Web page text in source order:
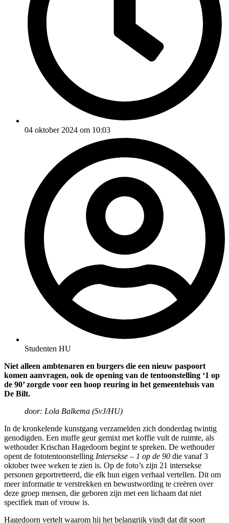
04 oktober 2024 om 10:03
Studenten HU
Niet alleen ambtenaren en burgers die een nieuw paspoort
komen aanvragen, ook de opening van de tentoonstelling ‘1 op
de 90’ zorgde voor een hoop reuring in het gemeentehuis van
De Bilt.
door: Lola Balkema (SvJ/HU)
In de kronkelende kunstgang verzamelden zich donderdag twintig
genodigden. Een muffe geur gemixt met koffie vult de ruimte, als
wethouder Krischan Hagedoorn begint te spreken. De wethouder
opent de fototentoonstelling Intersekse – 1 op de 90 die vanaf 3
oktober twee weken te zien is. Op de foto’s zijn 21 intersekse
personen geportretteerd, die elk hun eigen verhaal vertellen. Dit om
meer informatie te verstrekken en bewustwording te creëren over
deze groep mensen, die geboren zijn met een lichaam dat niet
specifiek man of vrouw is.
Hagedoorn vertelt waarom hij het belangrijk vindt dat dit soort